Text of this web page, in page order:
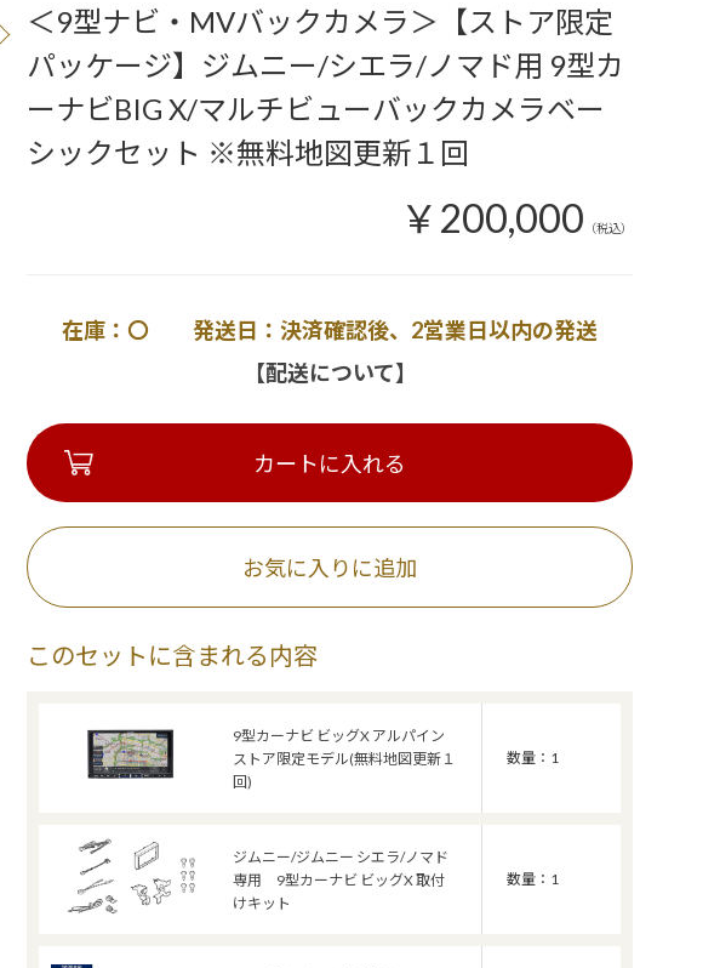
＜9型ナビ・MVバックカメラ＞【ストア限定
パッケージ】ジムニー/シエラ/ノマド用 9型カ
ーナビBIG X/マルチビューバックカメラベー
シックセット ※無料地図更新１回
￥200,000 （税込）
在庫：〇 発送日：決済確認後、2営業日以内の発送
【配送について】
カートに入れる
このセットに含まれる内容
9型カーナビ ビッグX アルパイン
ストア限定モデル(無料地図更新１
回)
数量：1
ジムニー/ジムニー シエラ/ノマド
専用 9型カーナビ ビッグX 取付
けキット
数量：1
お気に入りに追加